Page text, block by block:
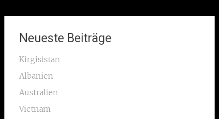
Neueste Beiträge
Kirgisistan
Albanien
Australien
Vietnam